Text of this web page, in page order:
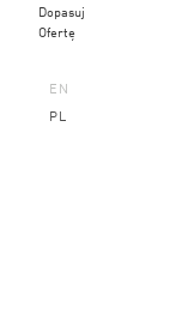
Dopasuj
Ofertę
EN
PL